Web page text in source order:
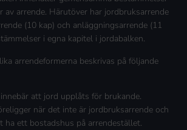
av arrende. Härutöver har jordbruksarrende
(10 kap) och anläggningsarrende (11
i egna kapitel i jordabalken.
arrendeformerna beskrivas på följande
att jord upplåts för brukande.
när det inte är jordbruksarrende och
ha ett bostadshus på arrendestället.